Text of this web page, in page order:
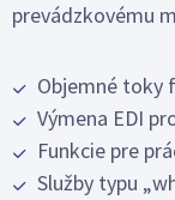
prevádzkovému
Objemné toky
Výmena EDI
Funkcie pre
Služby typu